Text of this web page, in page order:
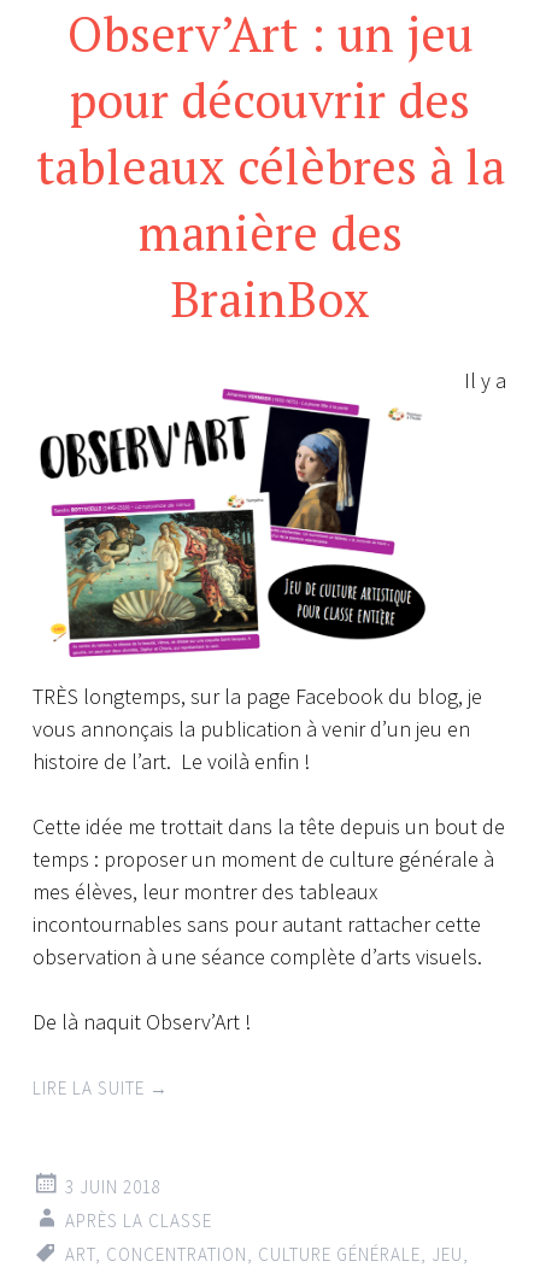
Observ’Art : un jeu
pour découvrir des
tableaux célèbres à la
manière des
BrainBox
Il y a
TRÈS longtemps, sur la page Facebook du blog, je
vous annonçais la publication à venir d’un jeu en
histoire de l’art. Le voilà enfin !
Cette idée me trottait dans la tête depuis un bout de
temps : proposer un moment de culture générale à
mes élèves, leur montrer des tableaux
incontournables sans pour autant rattacher cette
observation à une séance complète d’arts visuels.
De là naquit Observ’Art !
LIRE LA SUITE →
3 JUIN 2018
APRÈS LA CLASSE
ART, CONCENTRATION, CULTURE GÉNÉRALE, JEU,